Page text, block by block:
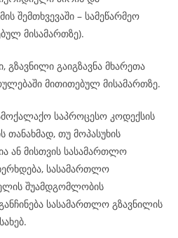
შემთხვევაში – სამეწარმეო
მისამართზე).
გზავნილი გაიგზავნა მხარეთა
მითითებულ მისამართზე.
საპროცესო კოდექსის
თანახმად, თუ მოპასუხის
ან მისთვის სასამართლო
სასამართლო
შუამდგომლობის
სასამართლო გზავნილის